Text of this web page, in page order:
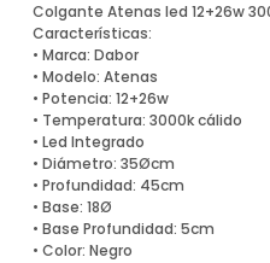
Colgante Atenas led 12+26w
Características:
• Marca: Dabor
• Modelo: Atenas
• Potencia: 12+26w
• Temperatura: 3000k cálido
• Led Integrado
• Diámetro: 35Øcm
• Profundidad: 45cm
• Base: 18Ø
• Base Profundidad: 5cm
• Color: Negro